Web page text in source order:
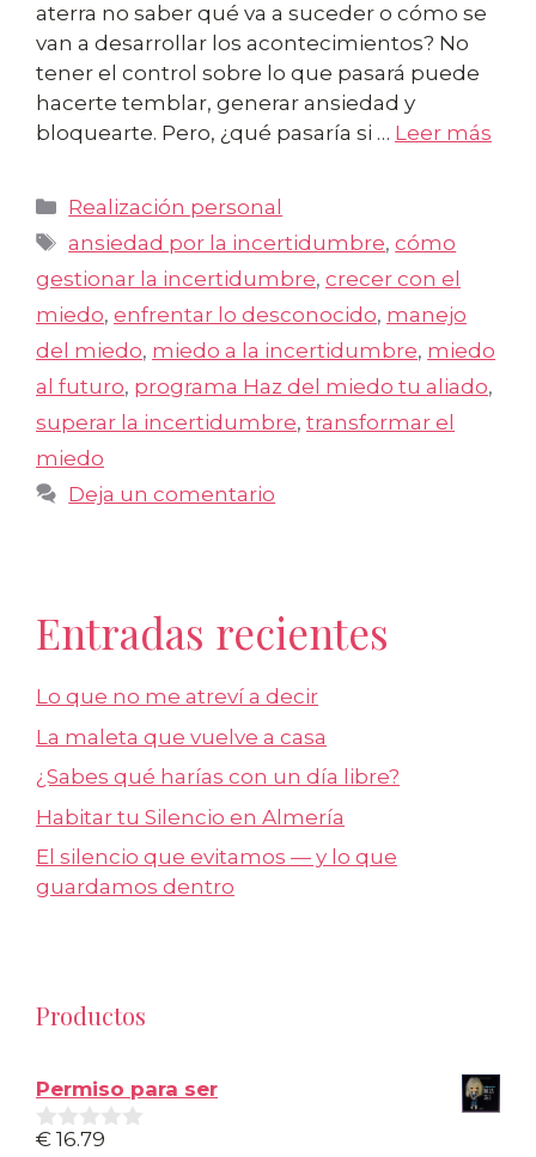
aterra no saber qué va a suceder o cómo se
van a desarrollar los acontecimientos? No
tener el control sobre lo que pasará puede
hacerte temblar, generar ansiedad y
bloquearte. Pero, ¿qué pasaría si … Leer más
Categorías
Realización personal
Etiquetas
ansiedad por la incertidumbre,cómo
gestionar la incertidumbre, crecer con el
miedo, enfrentar lo desconocido, manejo
del miedo, miedo a la incertidumbre, miedo
al futuro, programa Haz del miedo tu aliado,
superar la incertidumbre, transformar el
miedo
Deja un comentario
Entradas recientes
Lo que no me atreví a decir
La maleta que vuelve a casa
¿Sabes qué harías con un día libre?
Habitar tu Silencio en Almería
El silencio que evitamos — y lo que
guardamos dentro
Productos
Permiso para ser
0
€ 16.79